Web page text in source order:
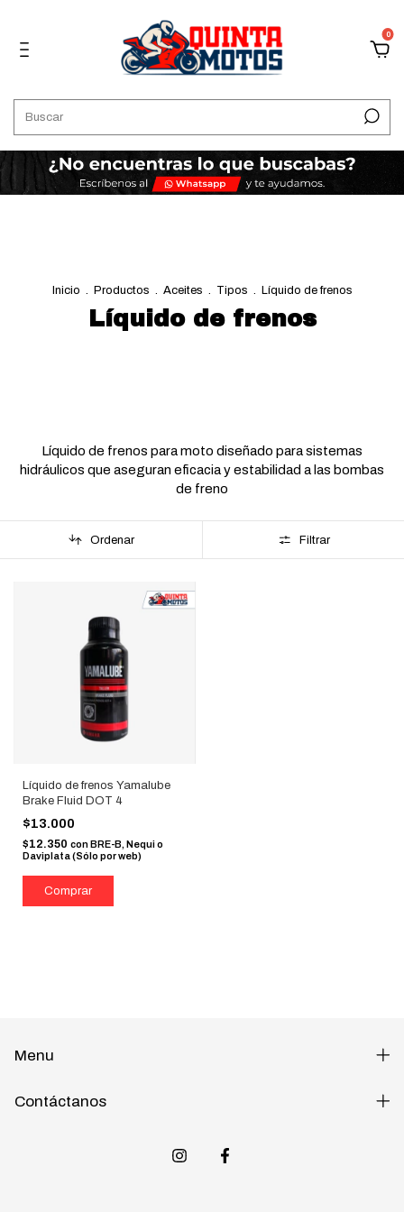
0
Inicio . Productos . Aceites . Tipos . Líquido de frenos
Líquido de frenos
Líquido de frenos para moto diseñado para sistemas
hidráulicos que aseguran eficacia y estabilidad a las bombas
de freno
Ordenar Filtrar
Líquido de frenos Yamalube
Brake Fluid DOT 4
$13.000
$12.350 conBRE-B, Nequi o
Daviplata (Sólo por web)
Menu
Contáctanos